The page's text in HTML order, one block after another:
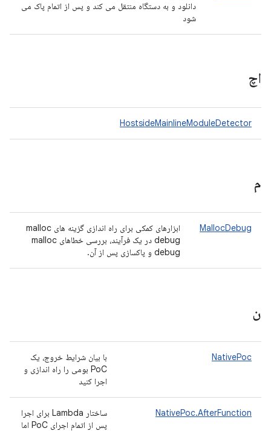
دانلود و به دستگاه منتقل می کند و پس از اتمام پاک می
شود
اچ
HostsideMainlineModuleDetector
م
MallocDebug
ابزارهای کمکی برای راه اندازی گزینه های malloc
debug در یک فرآیند، بررسی خطاهای malloc
debug و پاکسازی پس از آن.
ن
NativePoc
با بیان شرایط خروج، یک
PoC بومی را راه اندازی و
اجرا کنید
NativePoc.AfterFunction
ساختار Lambda برای اجرا
پس از اتمام اجرای PoC اما